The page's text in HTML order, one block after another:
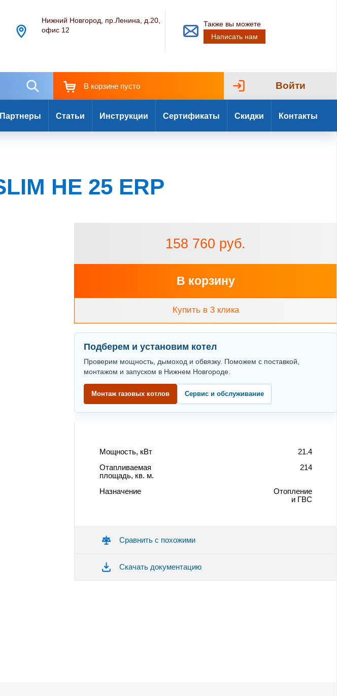
Нижний Новгород, пр.Ленина, д.20,
офис 12
Также вы можете
Написать нам
В корзине пусто Войти
Партнеры Статьи Инструкции Сертификаты Скидки Контакты
HE 25 ERP
158 760 руб.
В корзину
Купить в 3 клика
Подберем и установим котел
Проверим мощность, дымоход и обвязку. Поможем с поставкой,
монтажом и запуском в Нижнем Новгороде.
Монтаж газовых котлов Сервис и обслуживание
Мощность, кВт
21.4
Отапливаемая
площадь, кв. м.
214
Назначение
Отопление
и ГВС
Сравнить с похожими
Скачать документацию